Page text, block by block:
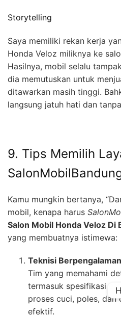
Storytelling
Saya memiliki rekan kerja
Honda Veloz miliknya ke
Hasilnya, mobil selalu
dia memutuskan untuk
ditawarkan masih tinggi.
langsung jatuh hati dan
9. Tips Memilih
Kamu mungkin bertanya,
mobil, kenapa harus
Salon Mobil Honda Veloz Di
yang membuatnya istimewa:
Teknisi Berpengalaman
Tim yang memahami
termasuk spesifikasi
proses cuci, poles, dan
efektif.